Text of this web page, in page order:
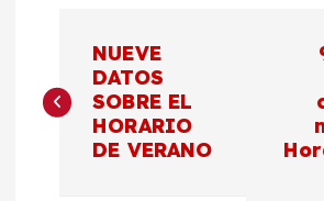
a
NUEVE
DATOS
SOBRE EL
HORARIO
DE VERANO